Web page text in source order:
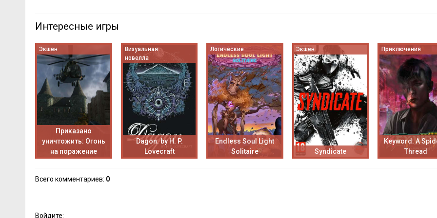
Интересные игры
Экшен
Приказано
уничтожить: Огонь
на поражение
Визуальная
новелла
Dagon: by H. P.
Lovecraft
Логические
Endless Soul Light
Solitaire
Экшен
Syndicate
Приключения
Keyword: A
Thread
Всего комментариев: 0
Войдите: